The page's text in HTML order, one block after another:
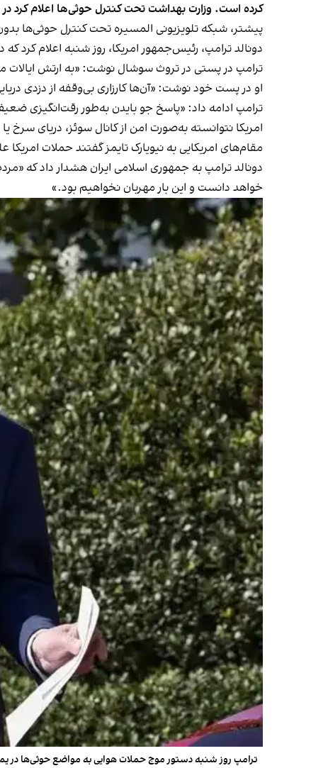
کرده است. وزارت بهداشت تحت کنترل حوثی‌ها اعلام کرد در این حملات دست‌کم ۱۳ نفر
پیشتر، شبکه تلویزیونی المسیره تحت کنترل حوثی‌‌ها
دونالد ترامپ، رئیس‌جمهور امریکا، روز شنبه اعلام
ترامپ در پستی در تروث سوشال نوشت: «به ارتش ایالات
او در پست خود نوشت: «آن‌ها کارزاری بی‌وقفه از دزدی
ترامپ ادامه داد: «پاسخ جو بایدن به‌طور رقت‌انگیزی
امریکا نتوانسته به‌صورت امن از کانال سوئز، دریای سرخ
مقام‌های امریکایی به نیویارک تایمز گفتند حملات
دونالد ترامپ به جمهوری اسلامی ایران هشدار داد که
خواهد دانست و این بار مهربان نخواهیم بود.»
ترامپ روز شنبه دستور موج حملات هوایی به مواضع حوثی‌ها در